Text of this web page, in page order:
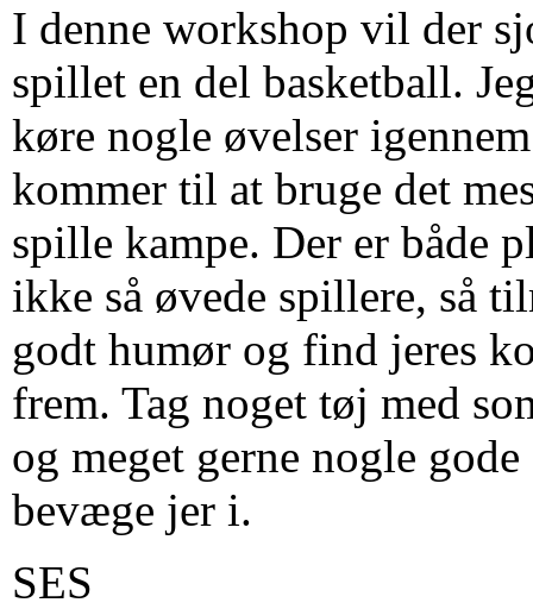
I denne workshop vil der
spillet en del basketball.
køre nogle øvelser
kommer til at bruge det
spille kampe. Der er både
ikke så øvede spillere, så
godt humør og find jeres
frem. Tag noget tøj med
og meget gerne nogle
bevæge jer i.
SES